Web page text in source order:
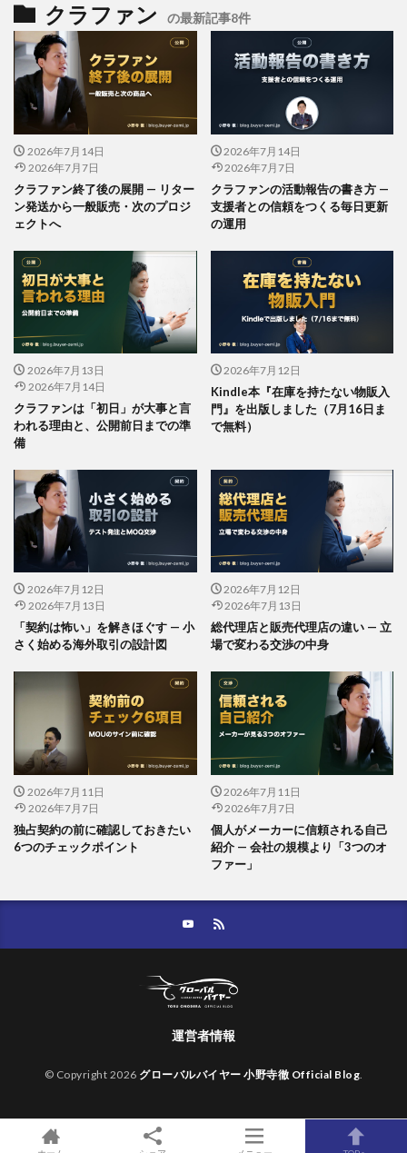
クラファン の最新記事8件
2026年7月14日
2026年7月7日
クラファン終了後の展開 — リター
ン発送から一般販売・次のプロジ
ェクトへ
2026年7月14日
2026年7月7日
クラファンの活動報告の書き方 —
支援者との信頼をつくる毎日更新
の運用
2026年7月13日
2026年7月14日
クラファンは「初日」が大事と言
われる理由と、公開前日までの準
備
2026年7月12日
Kindle本『在庫を持たない物販入
門』を出版しました（7月16日ま
で無料）
2026年7月12日
2026年7月13日
「契約は怖い」を解きほぐす — 小
さく始める海外取引の設計図
2026年7月12日
2026年7月13日
総代理店と販売代理店の違い — 立
場で変わる交渉の中身
2026年7月11日
2026年7月7日
独占契約の前に確認しておきたい
6つのチェックポイント
2026年7月11日
2026年7月7日
個人がメーカーに信頼される自己
紹介 — 会社の規模より「3つのオ
ファー」
運営者情報
© Copyright 2026 グローバルバイヤー 小野寺徹 Official Blog